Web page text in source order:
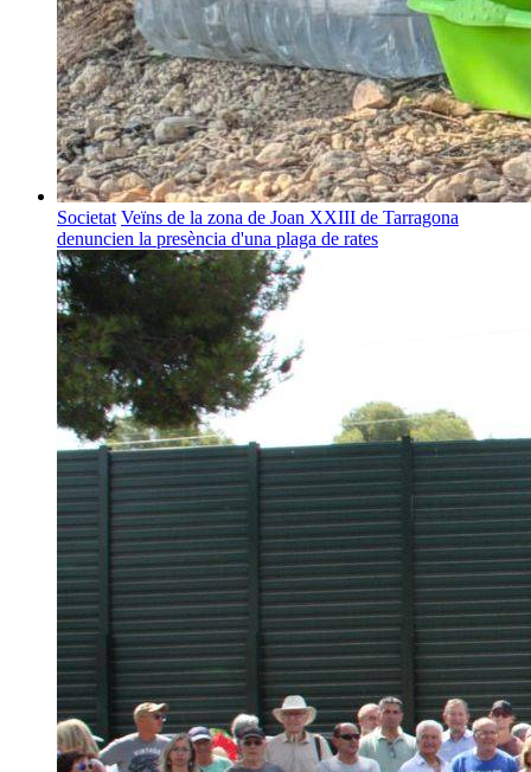
Societat Veïns de la zona de Joan XXIII de Tarragona
denuncien la presència d'una plaga de rates